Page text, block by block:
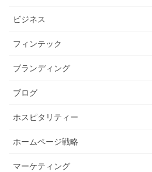
ビジネス
フィンテック
ブランディング
ブログ
ホスピタリティー
ホームページ戦略
マーケティング